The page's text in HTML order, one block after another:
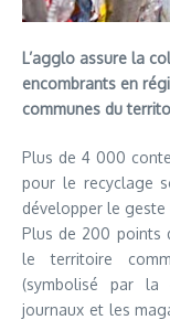
L’agglo assure la
encombrants en
communes du
Plus de 4 000
pour le recyclage
développer le
Plus de 200 points
le territoire
(symbolisé par la
journaux et les